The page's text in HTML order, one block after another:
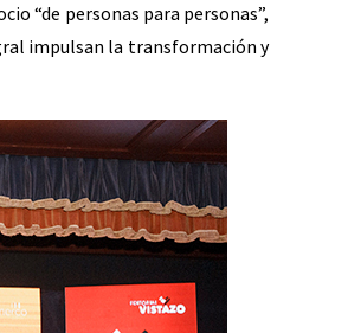
“de personas para personas”,
impulsan la transformación y